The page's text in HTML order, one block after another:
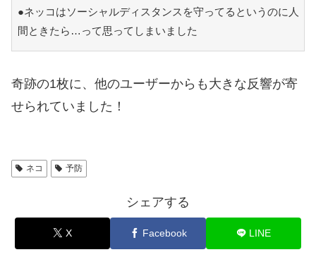
●ネッコはソーシャルディスタンスを守ってるというのに人
間ときたら…って思ってしまいました
奇跡の1枚に、他のユーザーからも大きな反響が寄
せられていました！
ネコ 予防
シェアする
X Facebook LINE